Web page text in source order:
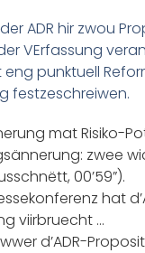
ADR hir zwou
VErfassung
eng punktuell
festzeschreiwen.
mat Risiko-
zwee
00’59”).
hat
viirbruecht …
d’ADR-